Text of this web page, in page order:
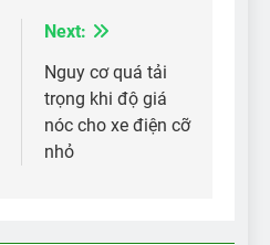
Next:
Nguy cơ quá tải
trọng khi độ giá
nóc cho xe điện cỡ
nhỏ